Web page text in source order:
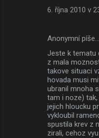
6. října 2010 v
Anonymní píše…
Jeste k tematu
z mala
takove situaci
hovada musi
ubranil mnoha
tam i noze)
jejich hloucku
vykloubil
spustila krev z
zirali, cehoz